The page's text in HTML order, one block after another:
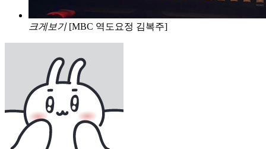
크게보기 [MBC 역도요정 김복주]